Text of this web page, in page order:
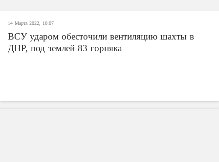
14 Марта 2022, 10:07
ВСУ ударом обесточили вентиляцию шахты в
ДНР, под землей 83 горняка